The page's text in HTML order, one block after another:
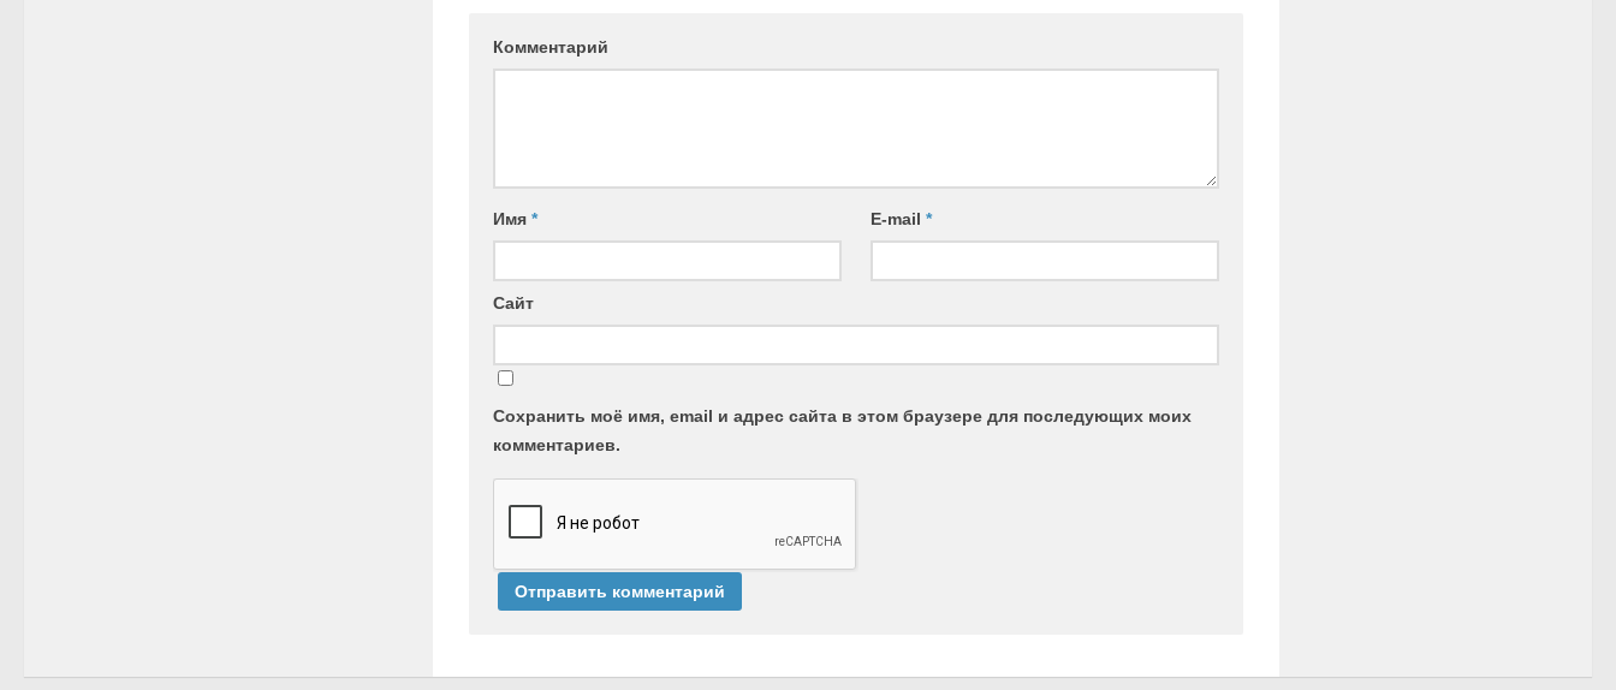
Комментарий
Имя * E-mail*
Сайт
Сохранить моё имя, email и адрес сайта в этом браузере для последующих моих
комментариев.